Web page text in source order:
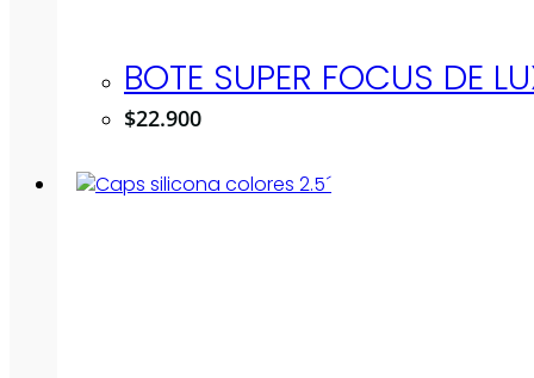
BOTE SUPER FOCUS DE
$22.900